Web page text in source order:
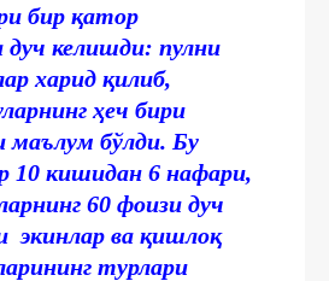
бир қатор
дуч келишди: пулни
харид қилиб,
ҳеч бири
маълум бўлди. Бу
10 кишидан 6 нафари,
60 фоизи дуч
экинлар ва қишлоқ
турлари